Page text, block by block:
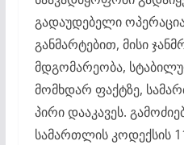
გადაუდებელი
განმარტებით, მისი
მდგომარეობა,
მომხდარ ფაქტზე,
პირი დააკავეს.
სამართლის კოდექსის